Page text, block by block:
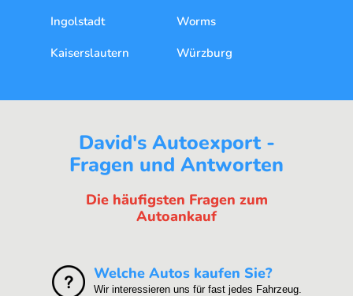
Ingolstadt
Kaiserslautern
Worms
Würzburg
David's Autoexport -
Fragen und Antworten
Die häufigsten Fragen zum
Autoankauf
Welche Autos kaufen Sie?
Wir interessieren uns für fast jedes Fahrzeug.